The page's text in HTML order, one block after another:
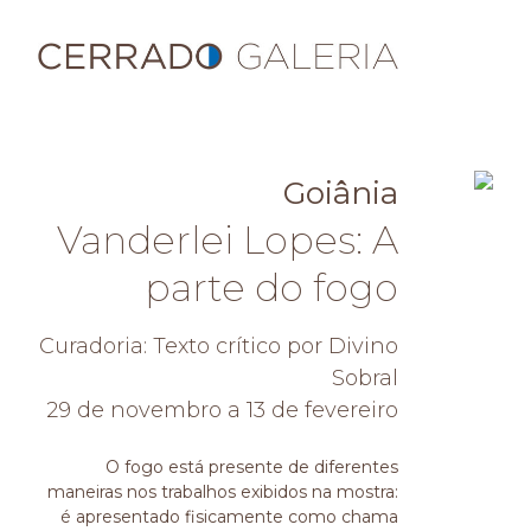
Goiânia
Vanderlei Lopes: A
parte do fogo
Curadoria: Texto crítico por Divino
Sobral
29 de novembro a 13 de fevereiro
O fogo está presente de diferentes
maneiras nos trabalhos exibidos na mostra:
é apresentado fisicamente como chama